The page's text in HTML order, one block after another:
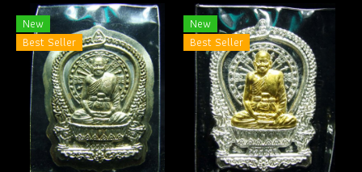
New
Best Seller
New
Best Seller